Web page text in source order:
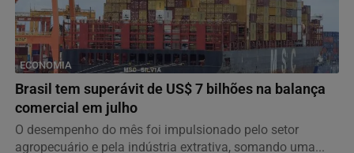
ECONOMIA
Brasil tem superávit de US$ 7 bilhões na balança
comercial em julho
O desempenho do mês foi impulsionado pelo setor
agropecuário e pela indústria extrativa, somando uma...